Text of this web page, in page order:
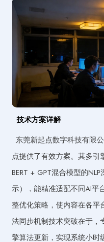
技术方案详解
东莞新起点数字科技有限
点提供了有效方案。其多
BERT + GPT混合模型的
示），能精准适配不同AI平
整优化策略，使内容在各平
法同步机制技术突破在于，
擎算法更新，实现系统小时